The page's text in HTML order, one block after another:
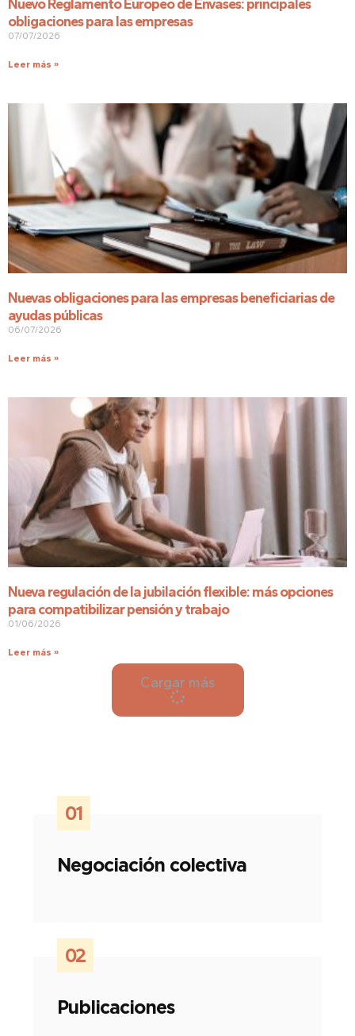
Nuevo Reglamento Europeo de Envases: principales
obligaciones para las empresas
07/07/2026
Leer más »
Nuevas obligaciones para las empresas beneficiarias de
ayudas públicas
06/07/2026
Leer más »
Nueva regulación de la jubilación flexible: más opciones
para compatibilizar pensión y trabajo
01/06/2026
Leer más »
Cargar más
01
Negociación colectiva
02
Publicaciones